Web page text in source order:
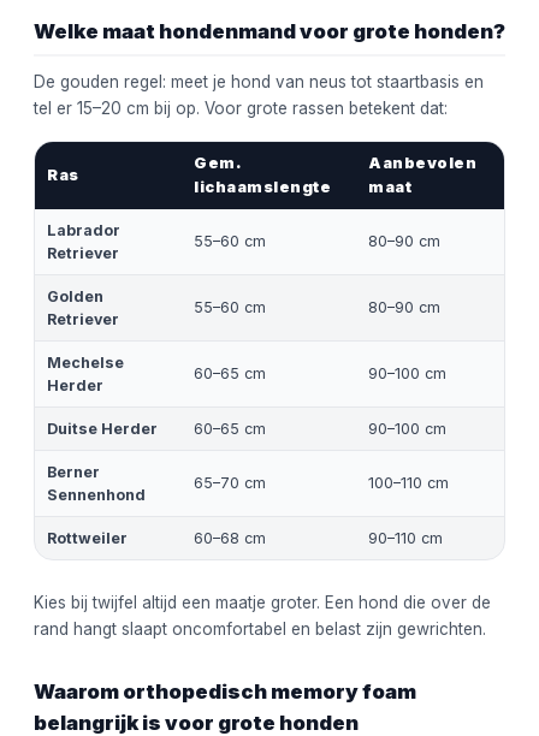
Welke maat hondenmand voor grote honden?
De gouden regel: meet je hond van neus tot staartbasis en
tel er 15–20 cm bij op. Voor grote rassen betekent dat:
Ras
Gem.
lichaamslengte
Aanbevolen
maat
Labrador
Retriever
55–60 cm 80–90 cm
Golden
Retriever
55–60 cm 80–90 cm
Mechelse
Herder
60–65 cm 90–100 cm
Duitse Herder 60–65 cm 90–100 cm
Berner
Sennenhond
65–70 cm 100–110 cm
Rottweiler 60–68 cm 90–110 cm
Kies bij twijfel altijd een maatje groter. Een hond die over de
rand hangt slaapt oncomfortabel en belast zijn gewrichten.
Waarom orthopedisch memory foam
belangrijk is voor grote honden